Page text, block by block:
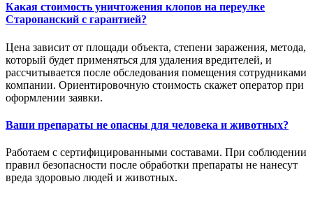
Какая стоимость уничтожения клопов на переулке
Старопанский с гарантией?
Цена зависит от площади объекта, степени заражения, метода,
который будет применяться для удаления вредителей, и
рассчитывается после обследования помещения сотрудниками
компании. Ориентировочную стоимость скажет оператор при
оформлении заявки.
Ваши препараты не опасны для человека и животных?
Работаем с сертифицированными составами. При соблюдении
правил безопасности после обработки препараты не нанесут
вреда здоровью людей и животных.